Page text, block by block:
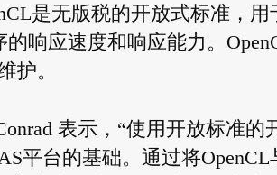
是无版税的开放式标准，用
响应速度和响应能力。
护。
表示，“使用开放标准的
平台的基础。通过将OpenCL